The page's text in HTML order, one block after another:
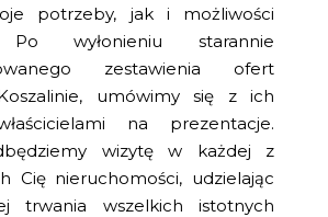
potrzeby, jak i możliwości
Po wyłonieniu starannie
zestawienia ofert
umówimy się z ich
na prezentacje.
wizytę w każdej z
Cię nieruchomości, udzielając
trwania wszelkich istotnych